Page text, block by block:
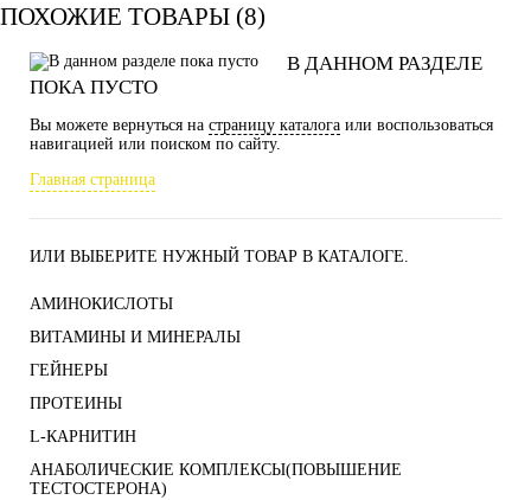
ПОХОЖИЕ ТОВАРЫ (8)
В ДАННОМ РАЗДЕЛЕ
ПОКА ПУСТО
Вы можете вернуться на страницу каталога или воспользоваться
навигацией или поиском по сайту.
Главная страница
ИЛИ ВЫБЕРИТЕ НУЖНЫЙ ТОВАР В КАТАЛОГЕ.
АМИНОКИСЛОТЫ
ВИТАМИНЫ И МИНЕРАЛЫ
ГЕЙНЕРЫ
ПРОТЕИНЫ
L-КАРНИТИН
АНАБОЛИЧЕСКИЕ КОМПЛЕКСЫ(ПОВЫШЕНИЕ
ТЕСТОСТЕРОНА)